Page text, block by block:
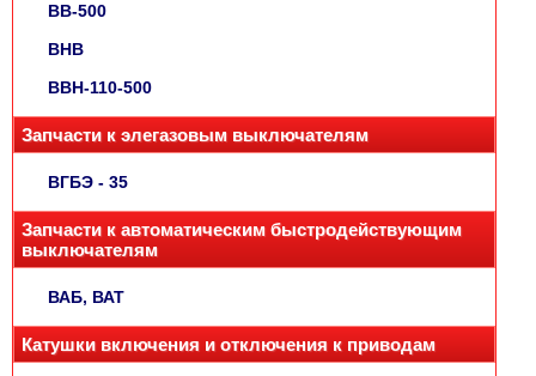
ВВ-500
ВНВ
ВВН-110-500
Запчасти к элегазовым выключателям
ВГБЭ - 35
Запчасти к автоматическим быстродействующим
выключателям
ВАБ, ВАТ
Катушки включения и отключения к приводам